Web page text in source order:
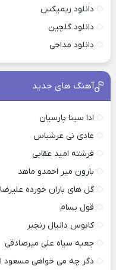
دانلود ریمیکس
دانلود گلچین
دانلود مداحی
آهنگ های جدید
ادا سینا پارسیان
عادی نی عرشیاس
فرشته امید عقابی
بارون میر احمدو ماهد
گل های باران خورده علیرضا
قول بسام
کابوس دانیال رنجبر
جعبه سیاه علی میرصادقی
دگر چه می خواهی مسعود